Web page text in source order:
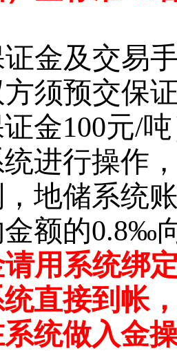
金及交易
须预交保
金100元/
进行操作
地储系统
额的0.8‰
用系统绑
直接到帐
统做入金